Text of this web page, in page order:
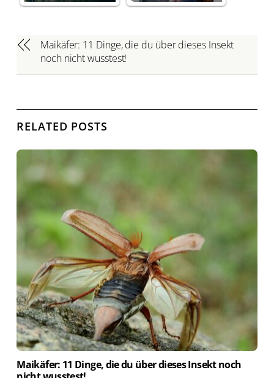
Maikäfer: 11 Dinge, die du über dieses Insekt
noch nicht wusstest!
RELATED POSTS
Maikäfer: 11 Dinge, die du über dieses Insekt noch